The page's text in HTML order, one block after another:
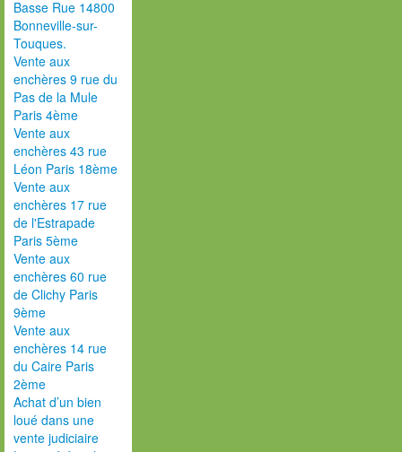
Basse Rue 14800
Bonneville-sur-
Touques.
Vente aux
enchères 9 rue du
Pas de la Mule
Paris 4ème
Vente aux
enchères 43 rue
Léon Paris 18ème
Vente aux
enchères 17 rue
de l'Estrapade
Paris 5ème
Vente aux
enchères 60 rue
de Clichy Paris
9ème
Vente aux
enchères 14 rue
du Caire Paris
2ème
Achat d’un bien
loué dans une
vente judiciaire